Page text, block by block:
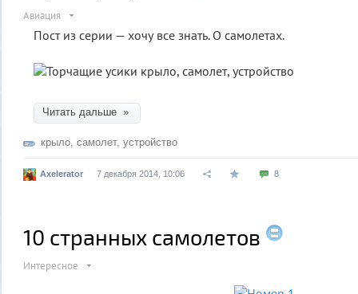
Авиация
Пост из серии — хочу все знать. О самолетах.
Читать дальше »
крыло, самолет, устройство
Axelerator 7 декабря 2014, 10:06 8
10 странных самолетов
Интересное